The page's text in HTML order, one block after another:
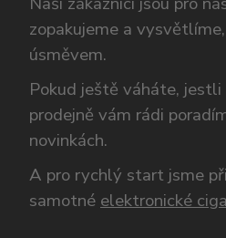
zopakujeme a
úsměvem.
Pokud ještě váháte,
prodejně vám rádi
novinkách.
A pro rychlý start jsme
samotné elektronické